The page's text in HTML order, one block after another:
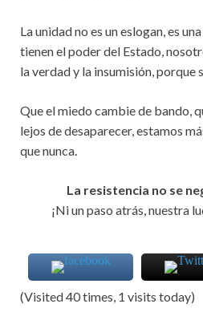
La unidad no es un eslogan, es
tienen el poder del Estado,
la verdad y la insumisión, porque
Que el miedo cambie de bando,
lejos de desaparecer, estamos
que nunca.
La resistencia no se
¡Ni un paso atrás, nuestra
(Visited 40 times, 1 visits today)